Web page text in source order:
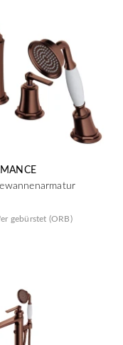
gebürstet (ORB)